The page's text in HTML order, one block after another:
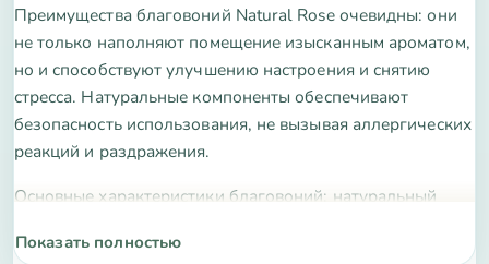
Преимущества благовоний Natural Rose очевидны: они
не только наполняют помещение изысканным ароматом,
но и способствуют улучшению настроения и снятию
стресса. Натуральные компоненты обеспечивают
безопасность использования, не вызывая аллергических
реакций и раздражения.
Основные характеристики благовоний: натуральный
произведены в Индии. Каждая упаковка идет по весу 250
Показать полностью